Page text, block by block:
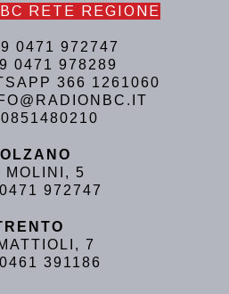
RETE REGIONE
0471 972747
0471 978289
366 1261060
MOLINI, 5
972747
7
391186